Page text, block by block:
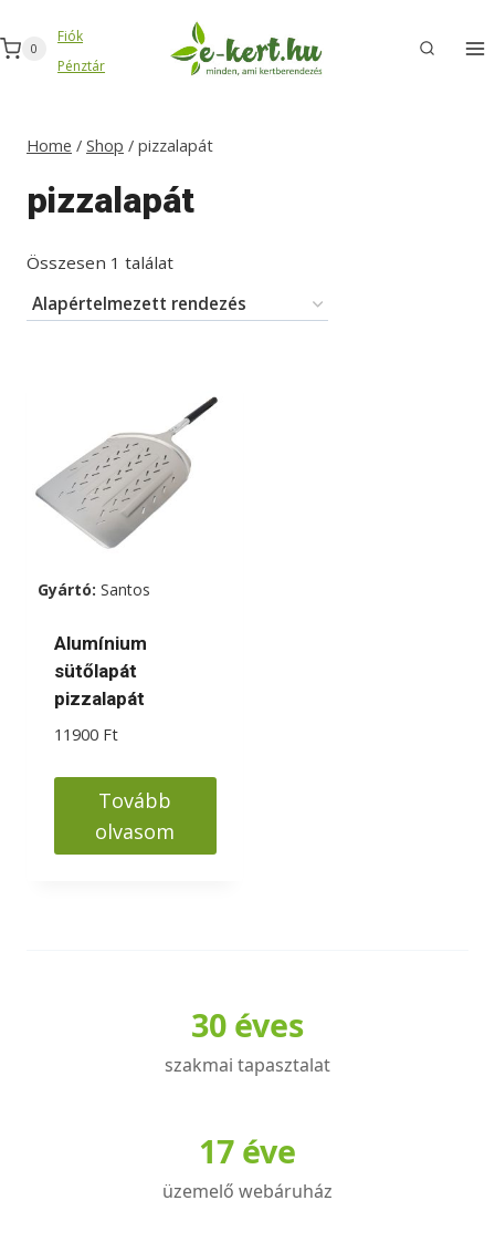
to
content
0
Fiók
Pénztár
Home / Shop / pizzalapát
pizzalapát
Összesen 1 találat
Gyártó: Santos
Alumínium
sütőlapát
pizzalapát
11900 Ft
Tovább
olvasom
30 éves
szakmai tapasztalat
17 éve
üzemelő webáruház